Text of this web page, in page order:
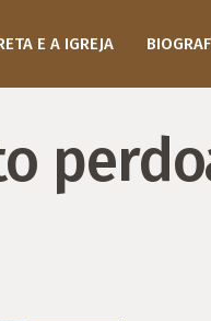
E A IGREJA